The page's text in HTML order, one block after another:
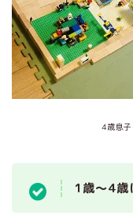
4歳息
1歳～4歳